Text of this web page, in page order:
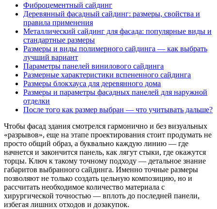
Фиброцементный сайдинг
Деревянный фасадный сайдинг: размеры, свойства и
правила применения
Металлический сайдинг для фасада: популярные виды и
стандартные размеры
Размеры и виды полимерного сайдинга — как выбрать
лучший вариант
Параметры панелей винилового сайдинга
Размерные характеристики вспененного сайдинга
Размеры блокхауса для деревянного дома
Размеры и параметры фасадных панелей для наружной
отделки
После того как размер выбран — что учитывать дальше?
Чтобы фасад здания смотрелся гармонично и без визуальных
«разрывов», еще на этапе проектирования стоит продумать не
просто общий образ, а буквально каждую линию — где
начнется и закончится панель, как лягут стыки, где окажутся
торцы. Ключ к такому точному подходу — детальное знание
габаритов выбранного сайдинга. Именно точные размеры
позволяют не только создать цельную композицию, но и
рассчитать необходимое количество материала с
хирургической точностью — вплоть до последней панели,
избегая лишних отходов и дозакупок.